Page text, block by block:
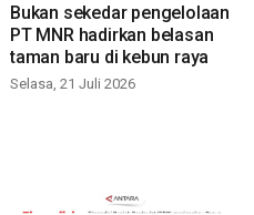
Bukan sekedar pengelolaan
PT MNR hadirkan belasan
taman baru di kebun raya
Selasa, 21 Juli 2026